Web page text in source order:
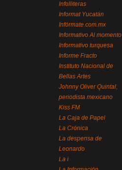
Infolliteras
Informat Yucatán
Infórmate.com.mx
Informativo Al momento
Informativo turquesa
Informe Fracto
Instituto Nacional de
Bellas Artes
Johnny Oliver Quintal,
periodista mexicano
Kiss FM
La Caja de Papel
La Crónica
La despensa de
Leonardo
La i